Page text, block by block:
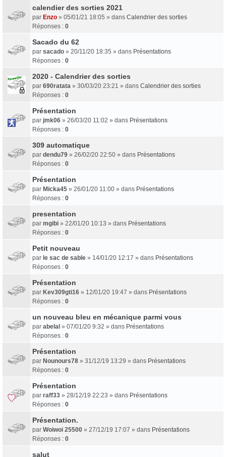
calendier des sorties 2021
par Enzo » 05/01/21 18:05 » dans Calendrier des sorties
Réponses : 0
Sacado du 62
par sacado » 20/11/20 18:35 » dans Présentations
Réponses : 0
2020 - Calendrier des sorties
par 690ratata » 30/03/20 23:21 » dans Calendrier des sorties
Réponses : 0
Présentation
par jmk06 » 26/03/20 11:02 » dans Présentations
Réponses : 0
309 automatique
par dendu79 » 26/02/20 22:50 » dans Présentations
Réponses : 0
Présentation
par Micka45 » 26/01/20 11:00 » dans Présentations
Réponses : 0
presentation
par mgibi » 22/01/20 10:13 » dans Présentations
Réponses : 0
Petit nouveau
par le sac de sable » 14/01/20 12:17 » dans Présentations
Réponses : 0
Présentation
par Kev309gti16 » 12/01/20 19:47 » dans Présentations
Réponses : 0
un nouveau bleu en mécanique parmi vous
par abelal » 07/01/20 9:32 » dans Présentations
Réponses : 0
Présentation
par Nounours78 » 31/12/19 13:29 » dans Présentations
Réponses : 0
Présentation
par raff33 » 28/12/19 22:23 » dans Présentations
Réponses : 0
Présentation.
par Woiwoi 25500 » 27/12/19 17:07 » dans Présentations
Réponses : 0
salut